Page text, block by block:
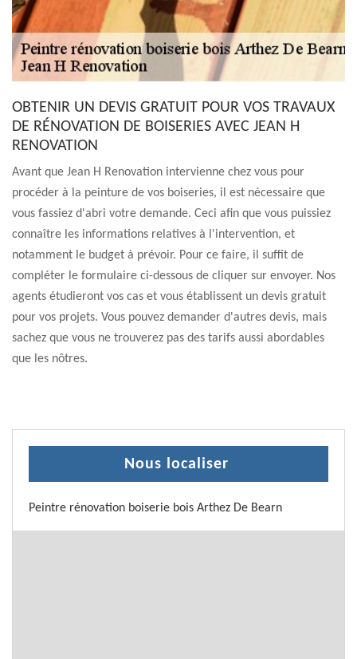
OBTENIR UN DEVIS GRATUIT POUR VOS TRAVAUX
DE RÉNOVATION DE BOISERIES AVEC JEAN H
RENOVATION
Avant que Jean H Renovation intervienne chez vous pour
procéder à la peinture de vos boiseries, il est nécessaire que
vous fassiez d'abri votre demande. Ceci afin que vous puissiez
connaître les informations relatives à l'intervention, et
notamment le budget à prévoir. Pour ce faire, il suffit de
compléter le formulaire ci-dessous de cliquer sur envoyer. Nos
agents étudieront vos cas et vous établissent un devis gratuit
pour vos projets. Vous pouvez demander d'autres devis, mais
sachez que vous ne trouverez pas des tarifs aussi abordables
que les nôtres.
Nous localiser
Peintre rénovation boiserie bois Arthez De Bearn